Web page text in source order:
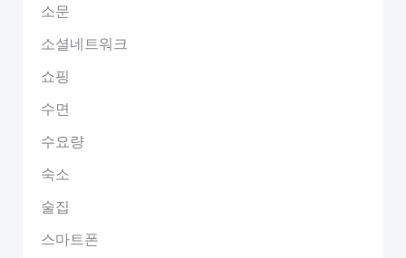
소문
소셜네트워크
쇼핑
수면
수요량
숙소
술집
스마트폰